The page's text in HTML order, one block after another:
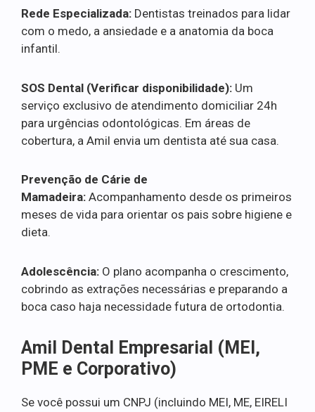
Rede Especializada: Dentistas treinados para lidar
com o medo, a ansiedade e a anatomia da boca
infantil.
SOS Dental (Verificar disponibilidade): Um
serviço exclusivo de atendimento domiciliar 24h
para urgências odontológicas. Em áreas de
cobertura, a Amil envia um dentista até sua casa.
Prevenção de Cárie de
Mamadeira: Acompanhamento desde os primeiros
meses de vida para orientar os pais sobre higiene e
dieta.
Adolescência: O plano acompanha o crescimento,
cobrindo as extrações necessárias e preparando a
boca caso haja necessidade futura de ortodontia.
Amil Dental Empresarial (MEI,
PME e Corporativo)
Se você possui um CNPJ (incluindo MEI, ME, EIRELI